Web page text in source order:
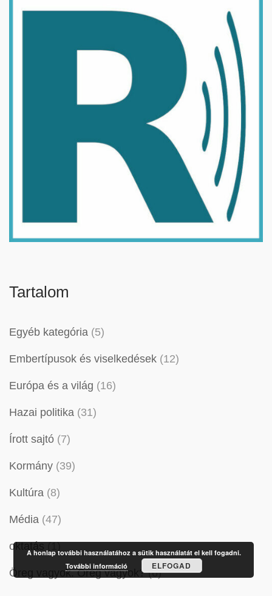
Tartalom
Egyéb kategória (5)
Embertípusok és viselkedések (12)
Európa és a világ (16)
Hazai politika (31)
Írott sajtó (7)
Kormány (39)
Kultúra (8)
Média (47)
oktatás
Öreg vagyok. Öreg vagyok?(6)
A honlap további használatához a sütik használatát el kell fogadni.
További információ
ELFOGAD